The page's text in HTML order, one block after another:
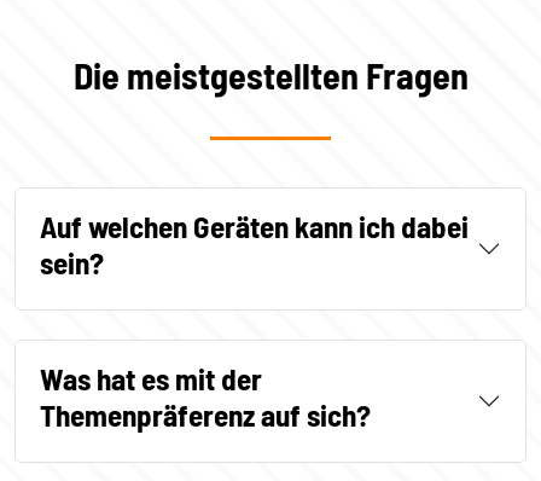
Die meistgestellten Fragen
Auf welchen Geräten kann ich dabei
sein?
Was hat es mit der
Themenpräferenz auf sich?